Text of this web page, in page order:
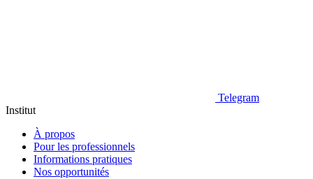
Telegram
Institut
À propos
Pour les professionnels
Informations pratiques
Nos opportunités